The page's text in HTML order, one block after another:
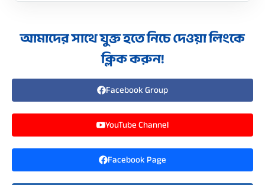
আমাদের সাথে যুক্ত হতে নিচে দেওয়া লিংকে
ক্লিক করুন!
Facebook Group
YouTube Channel
Facebook Page